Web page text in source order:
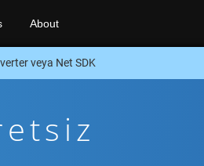
About
veya Net SDK